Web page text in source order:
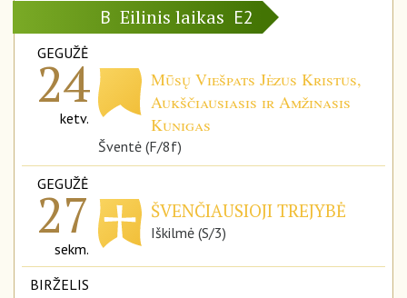
B Eilinis laikas E2
GEGUŽĖ
24
ketv.
Mūsų Viešpats Jėzus Kristus,
Aukščiausiasis ir Amžinasis
Kunigas
Šventė (F/8f)
GEGUŽĖ
27
sekm.
ŠVENČIAUSIOJI TREJYBĖ
Iškilmė (S/3)
BIRŽELIS